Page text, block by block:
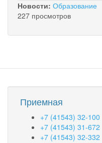
Новости: Образование
227 просмотров
Приемная
+7 (41543) 32-100
+7 (41543) 31-672
+7 (41543) 32-332